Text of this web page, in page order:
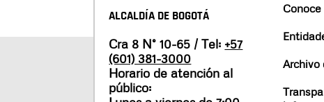
ALCALDÍA DE BOGOTÁ
Cra 8 N° 10-65 / Tel: +57
(601) 381-3000
Horario de atención al
público:
Archivo